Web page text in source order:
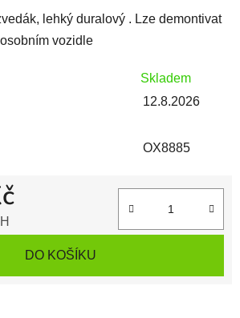
lehký duralový . Lze demontivat
vozidle
Skladem
12.8.2026
OX8885
DO KOŠÍKU